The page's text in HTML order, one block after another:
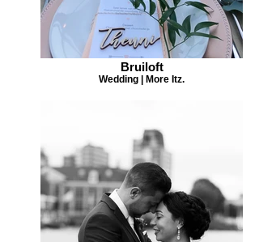
Bruiloft
Wedding | More Itz.